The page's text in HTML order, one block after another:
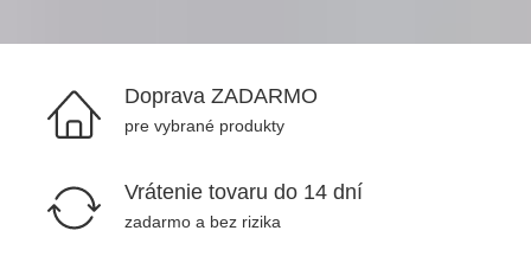
Doprava ZADARMO
pre vybrané produkty
Vrátenie tovaru do 14 dní
zadarmo a bez rizika